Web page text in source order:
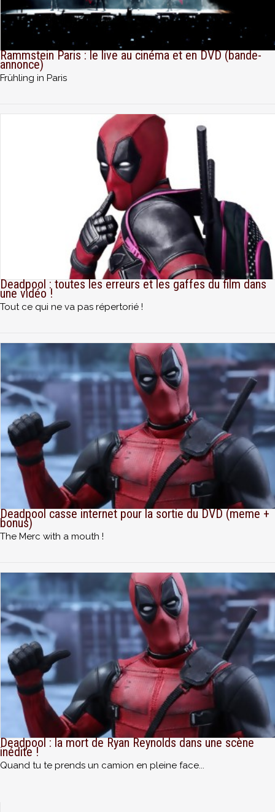
Rammstein Paris : le live au cinéma et en DVD (bande-
annonce)
Frühling in Paris
Deadpool : toutes les erreurs et les gaffes du film dans
une vidéo !
Tout ce qui ne va pas répertorié !
Deadpool casse internet pour la sortie du DVD (meme +
bonus)
The Merc with a mouth !
Deadpool : la mort de Ryan Reynolds dans une scène
inédite !
Quand tu te prends un camion en pleine face...